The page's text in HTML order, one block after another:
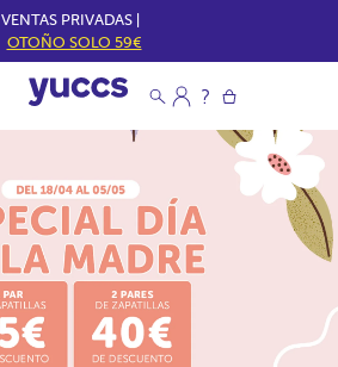
VENTAS PRIVADAS |
OTOÑO SOLO 59€